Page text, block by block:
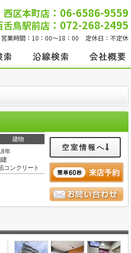
西区本町店 ：06-6586-9559
舌鳥駅前店 ：072-268-2495
営業時間： 10：00～18：00 定休日： 不定休
建物
年
建
コンクリート
空室情報へ